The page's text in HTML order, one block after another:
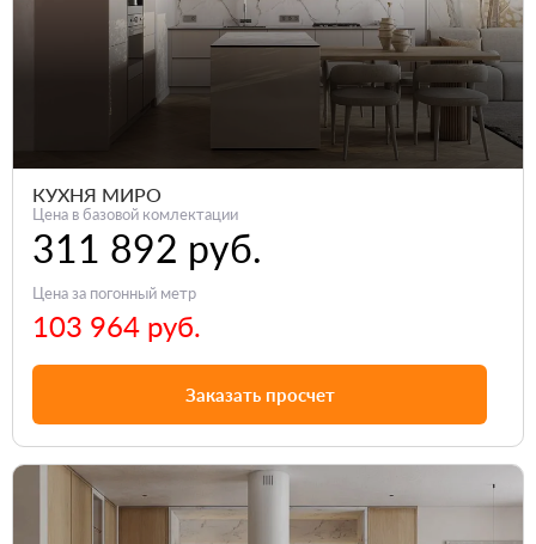
КУХНЯ МИРО
Цена в базовой комлектации
311 892 руб.
Цена за погонный метр
103 964 руб.
Заказать просчет